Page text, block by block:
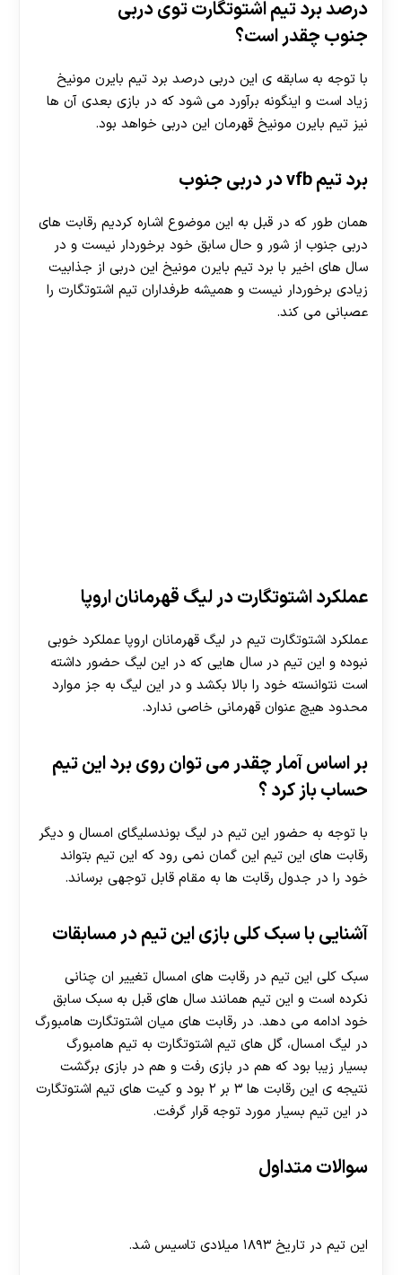
درصد برد تیم اشتوتگارت توی دربی
جنوب چقدر است؟
با توجه به سابقه ی این دربی درصد برد تیم بایرن مونیخ
زیاد است و اینگونه برآورد می شود که در بازی بعدی آن ها
نیز تیم بایرن مونیخ قهرمان این دربی خواهد بود.
برد تیم vfb در دربی جنوب
همان طور که در قبل به این موضوع اشاره کردیم رقابت های
دربی جنوب از شور و حال سابق خود برخوردار نیست و در
سال های اخیر با برد تیم بایرن مونیخ این دربی از جذابیت
زیادی برخوردار نیست و همیشه طرفداران تیم اشتوتگارت را
عصبانی می کند.
عملکرد اشتوتگارت در لیگ قهرمانان اروپا
عملکرد اشتوتگارت تیم در لیگ قهرمانان اروپا عملکرد خوبی
نبوده و این تیم در سال هایی که در این لیگ حضور داشته
است نتوانسته خود را بالا بکشد و در این لیگ به جز موارد
محدود هیچ عنوان قهرمانی خاصی ندارد.
بر اساس آمار چقدر می توان روی برد این تیم
حساب باز کرد ؟
با توجه به حضور این تیم در لیگ بوندسلیگای امسال و دیگر
رقابت های این تیم این گمان نمی رود که این تیم بتواند
خود را در جدول رقابت ها به مقام قابل توجهی برساند.
آشنایی با سبک کلی بازی این تیم در مسابقات
سبک کلی این تیم در رقابت های امسال تغییر ان چنانی
نکرده است و این تیم همانند سال های قبل به سبک سابق
خود ادامه می دهد. در رقابت های میان اشتوتگارت هامبورگ
در لیگ امسال، گل های تیم اشتوتگارت به تیم هامبورگ
بسیار زیبا بود که هم در بازی رفت و هم در بازی برگشت
نتیجه ی این رقابت ها ۳ بر ۲ بود و کیت های تیم اشتوتگارت
در این تیم بسیار مورد توجه قرار گرفت.
سوالات متداول
این تیم در تاریخ ۱۸۹۳ میلادی تاسیس شد.